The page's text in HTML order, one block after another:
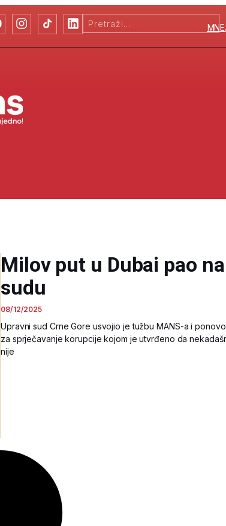
MNE
Milov put u Dubai pao
sudu
08/12/2025
Upravni sud Crne Gore usvojio je tužbu MANS-a i
za sprječavanje korupcije kojom je utvrđeno da
nije